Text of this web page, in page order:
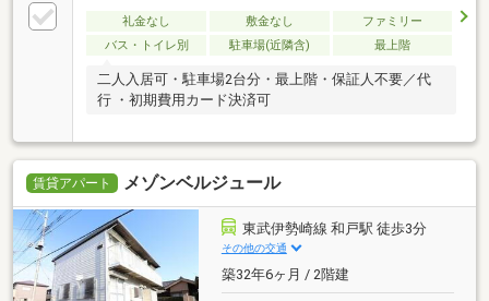
礼金なし 敷金なし
ファミリー
バス・トイレ別
駐車場(近隣含) 最上階
二人入居可・駐車場2台分・最上階・保証人不要／代
行 ・初期費用カード決済可
賃貸アパート メゾンベルジュール
東武伊勢崎線 和戸駅 徒歩3分
その他の交通
築32年6ヶ月 / 2階建